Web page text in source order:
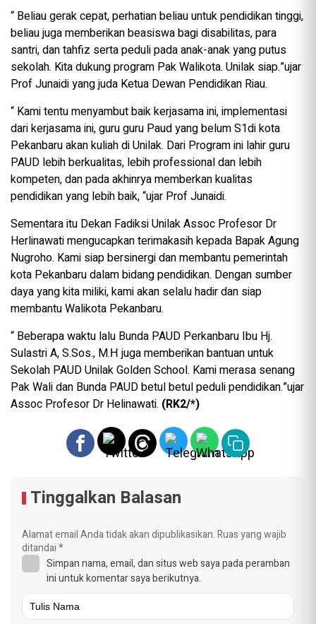
“ Beliau gerak cepat, perhatian beliau untuk pendidikan tinggi,
beliau juga memberikan beasiswa bagi disabilitas, para
santri, dan tahfiz serta peduli pada anak-anak yang putus
sekolah. Kita dukung program Pak Walikota. Unilak siap.”ujar
Prof Junaidi yang juda Ketua Dewan Pendidikan Riau.
“ Kami tentu menyambut baik kerjasama ini, implementasi
dari kerjasama ini, guru guru Paud yang belum S1di kota
Pekanbaru akan kuliah di Unilak. Dari Program ini lahir guru
PAUD lebih berkualitas, lebih professional dan lebih
kompeten, dan pada akhinrya memberkan kualitas
pendidikan yang lebih baik, “ujar Prof Junaidi.
Sementara itu Dekan Fadiksi Unilak Assoc Profesor Dr
Herlinawati mengucapkan terimakasih kepada Bapak Agung
Nugroho. Kami siap bersinergi dan membantu pemerintah
kota Pekanbaru dalam bidang pendidikan. Dengan sumber
daya yang kita miliki, kami akan selalu hadir dan siap
membantu Walikota Pekanbaru.
“ Beberapa waktu lalu Bunda PAUD Perkanbaru Ibu Hj.
Sulastri A, S.Sos., M.Η juga memberikan bantuan untuk
Sekolah PAUD Unilak Golden School. Kami merasa senang
Pak Wali dan Bunda PAUD betul betul peduli pendidikan.”ujar
Assoc Profesor Dr Helinawati. (RK2/*)
Tinggalkan Balasan
Alamat email Anda tidak akan dipublikasikan.Ruas yang wajib
ditandai*
Simpan nama, email, dan situs web saya pada peramban
ini untuk komentar saya berikutnya.